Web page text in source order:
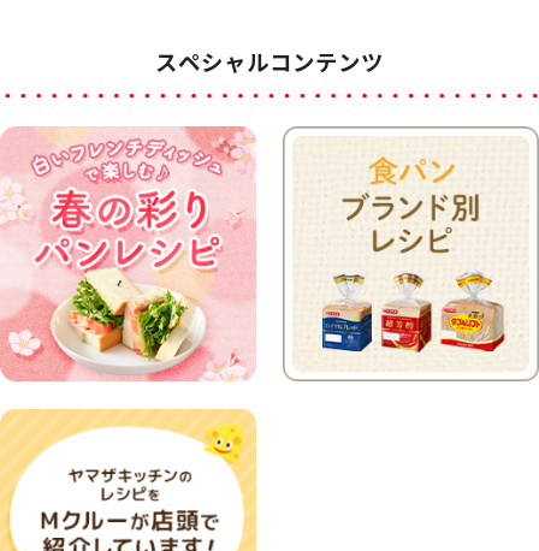
スペシャルコンテンツ